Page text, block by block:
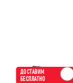
ДОСТАВИМ
БЕСПЛАТНО